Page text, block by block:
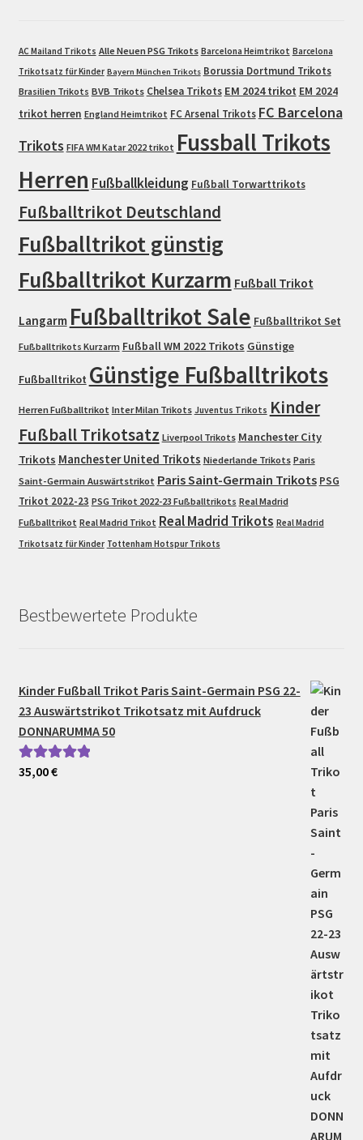
AC Mailand Trikots Alle Neuen PSG Trikots Barcelona Heimtrikot Barcelona
Trikotsatz für Kinder Bayern München Trikots Borussia Dortmund Trikots
Brasilien Trikots BVB Trikots Chelsea Trikots EM 2024 trikot EM 2024
trikot herren England Heimtrikot FC Arsenal Trikots FC Barcelona
Trikots FIFA WM Katar 2022 trikot Fussball Trikots
Herren Fußballkleidung Fußball Torwarttrikots
Fußballtrikot Deutschland
Fußballtrikot günstig
Fußballtrikot Kurzarm Fußball Trikot
Langarm Fußballtrikot Sale Fußballtrikot Set
Fußballtrikots Kurzarm Fußball WM 2022 Trikots Günstige
Fußballtrikot Günstige Fußballtrikots
Herren Fußballtrikot Inter Milan Trikots Juventus Trikots Kinder
Fußball Trikotsatz Liverpool Trikots Manchester City
Trikots Manchester United Trikots Niederlande Trikots Paris
Saint-Germain Auswärtstrikot Paris Saint-Germain Trikots PSG
Trikot 2022-23 PSG Trikot 2022-23 Fußballtrikots Real Madrid
Fußballtrikot Real Madrid Trikot Real Madrid Trikots Real Madrid
Trikotsatz für Kinder Tottenham Hotspur Trikots
Bestbewertete Produkte
Kinder Fußball Trikot Paris Saint-Germain PSG 22-
23 Auswärtstrikot Trikotsatz mit Aufdruck
DONNARUMMA 50
Bewertet mit
35,00€